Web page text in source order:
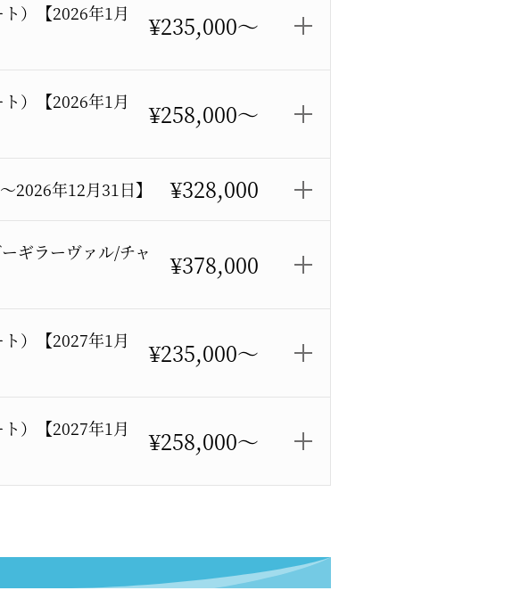
）【2026年1月
¥235,000～
）【2026年1月
¥258,000～
2026年12月31日】 ¥328,000
ギラーヴァル/チャ
¥378,000
）【2027年1月
¥235,000～
）【2027年1月
¥258,000～